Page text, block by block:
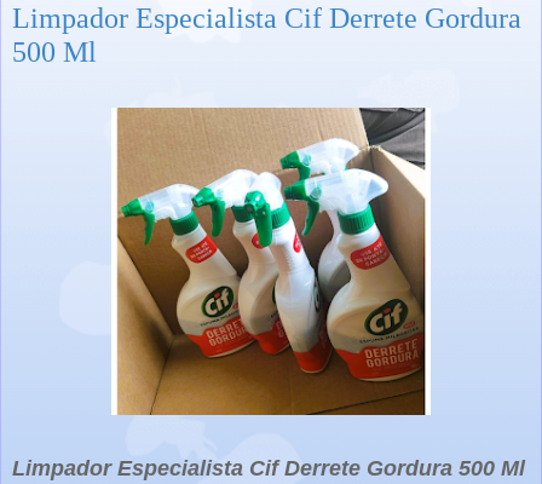
Limpador Especialista Cif Derrete Gordura
500 Ml
Limpador Especialista Cif Derrete Gordura 500 Ml